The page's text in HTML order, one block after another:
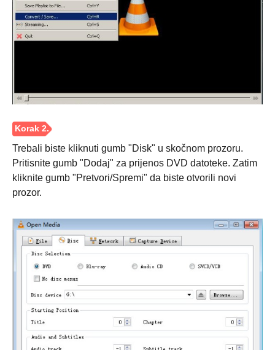
Korak 1.
Trebali biste kliknuti gumb "Disk" u skočnom prozoru.
Pritisnite gumb "Dodaj" za prijenos DVD datoteke. Zatim
kliknite gumb "Pretvori/Spremi" da biste otvorili novi
prozor.